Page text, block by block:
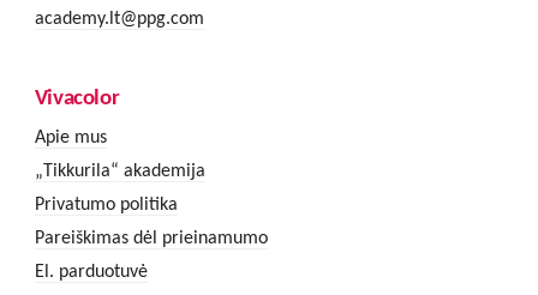
academy.lt@ppg.com
Vivacolor
Apie mus
„Tikkurila“ akademija
Privatumo politika
Pareiškimas dėl prieinamumo
El. parduotuvė